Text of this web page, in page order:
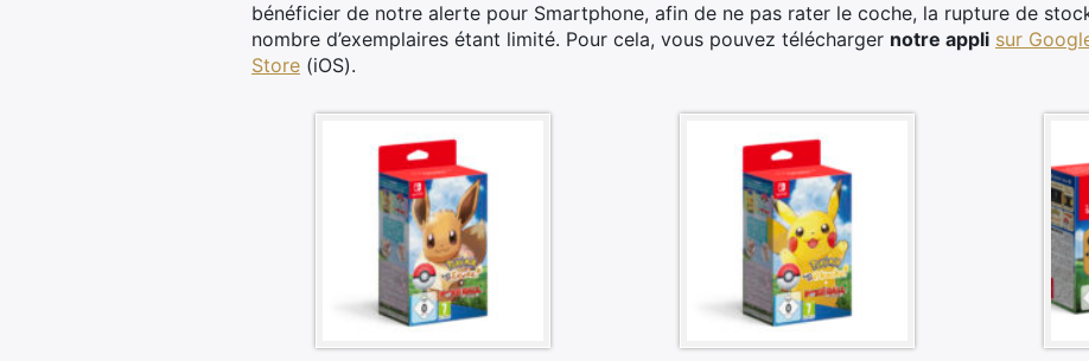
bénéficier de notre alerte pour Smartphone, afin de ne pas rater le coche, la rupture de
nombre d’exemplaires étant limité. Pour cela, vous pouvez télécharger notre appli sur
Store (iOS).